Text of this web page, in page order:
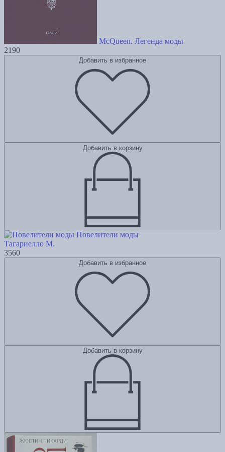
McQueen. Легенда моды
2190
Добавить в избранное
Добавить в корзину
Повелители моды
Тагариелло М.
3560
Добавить в избранное
Добавить в корзину